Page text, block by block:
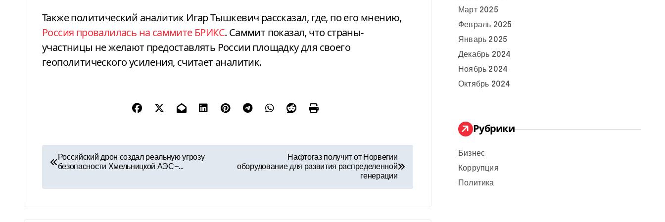
Также политический аналитик Игар Тышкевич рассказал, где, по его мнению,
Россия провалилась на саммите БРИКС. Саммит показал, что страны-
участницы не желают предоставлять России площадку для своего
геополитического усиления, считает аналитик.
Н
в
и
Российский дрон создал реальную угрозу
безопасности Хмельницкой АЭС—…
Нафтогаз получит от Норвегии
оборудование для развития распределенной
генерации
Март 2025
Февраль 2025
Январь 2025
Декабрь 2024
Ноябрь 2024
Октябрь 2024
Рубрики
Бизнес
Коррупция
Политика